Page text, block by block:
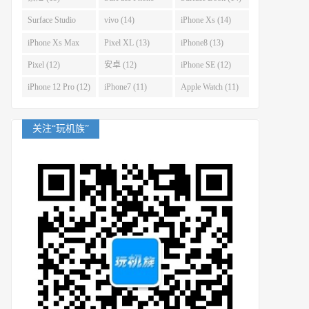
(14)
Surface Studio
(14)
vivo (14) iPhone Xs (14)
iPhone Xs Max
(14)
Pixel XL (13) iPhone8 (13)
Pixel (12) 安卓 (12) iPhone SE (12)
iPhone 12 Pro (12) iPhone7 (11) Apple Watch (11)
关注“玩机族”